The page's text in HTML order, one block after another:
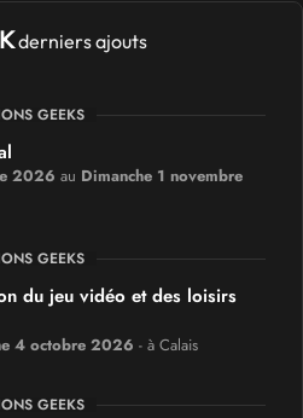
derniers ajouts
GEEKS
2026 au Dimanche 1 novembre
GEEKS
du jeu vidéo et des loisirs
4 octobre 2026 - à Calais
GEEKS